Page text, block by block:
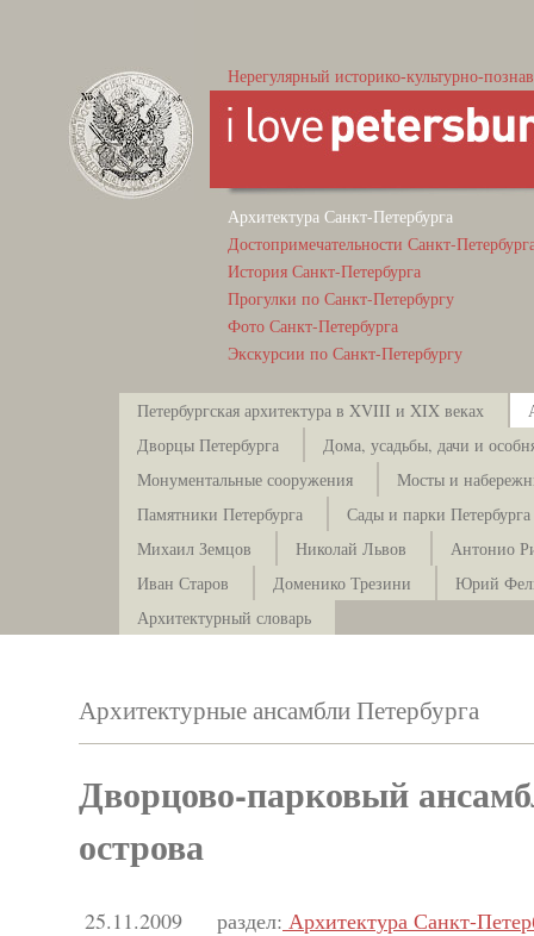
Нерегулярный историко-культурно-
Архитектура Санкт-Петербурга
Достопримечательности Санкт-
История Санкт-Петербурга
Прогулки по Санкт-Петербургу
Фото Санкт-Петербурга
Экскурсии по Санкт-Петербургу
Петербургская архитектура в XVIII и XIX веках
Дворцы Петербурга
Дома, усадьбы, дачи и
Монументальные сооружения
Мосты и
Памятники Петербурга
Сады и парки Петербурга
Михаил Земцов
Николай Львов
Антонио
Иван Старов
Доменико Трезини
Юрий
Архитектурный словарь
Архитектурные ансамбли Петербурга
Дворцово-парковый
острова
25.11.2009 раздел: Архитектура Санкт-